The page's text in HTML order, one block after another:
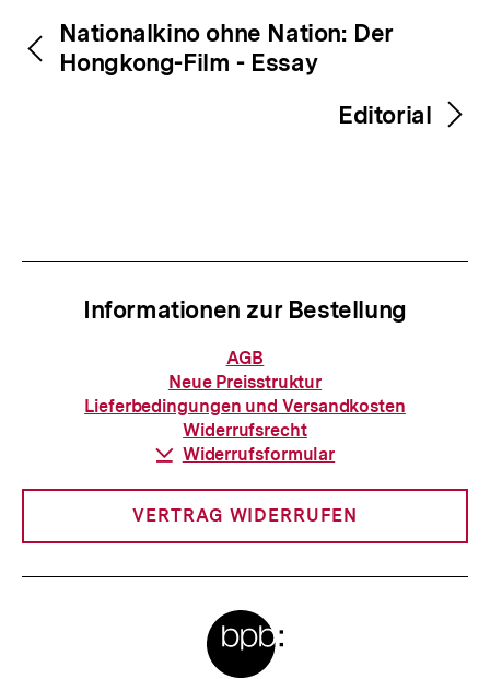
Inhaltsnavigation
Inhaltsnavigation
Nationalkino ohne Nation: Der
Hongkong-Film - Essay
Editorial
Informationen zur Bestellung
Informationen
zur
Bestellung
AGB
Neue Preisstruktur
Lieferbedingungen und Versandkosten
Widerrufsrecht
Download-
Widerrufsformular
VERTRAG WIDERRUFEN